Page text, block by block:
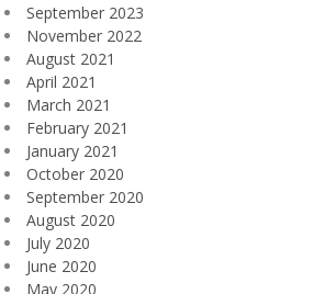
September 2023
November 2022
August 2021
April 2021
March 2021
February 2021
January 2021
October 2020
September 2020
August 2020
July 2020
June 2020
May 2020